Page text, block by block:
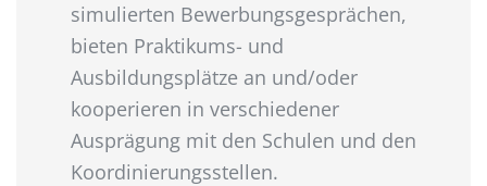
simulierten Bewerbungsgesprächen,
bieten Praktikums- und
Ausbildungsplätze an und/oder
kooperieren in verschiedener
Ausprägung mit den Schulen und den
Koordinierungsstellen.